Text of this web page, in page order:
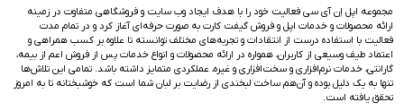
مجموعه اپل اِن آی سی فعالیت خود را با هدف ایجاد وب سایت و فروشگاهی متفاوت در زمینه
ارائه محصولات و خدمات اپل و فروش گیفت کارت به صورت حرفه‌ای آغاز کرد و در تمام مدت
فعالیت با استفاده درست از انتقادات و تجربه‌های مختلف توانسته تا علاوه بر کسب همراهی و
اعتماد طیف وسیعی از کاربران، همواره در ارائه محصولات و انواع خدمات پس از فروش اعم از بیمه،
گارانتی، خدمات نرم‌افزاری و سخت‌افزاری و غیره، عملکردی متمایز داشته باشد. تمامی این تلاش‌ها
تنها به یک دلیل بوده و آن‌هم ساخت لبخندی از رضایت بر لبان شما است که خوشبختانه تا به امروز
تحقق یافته است.